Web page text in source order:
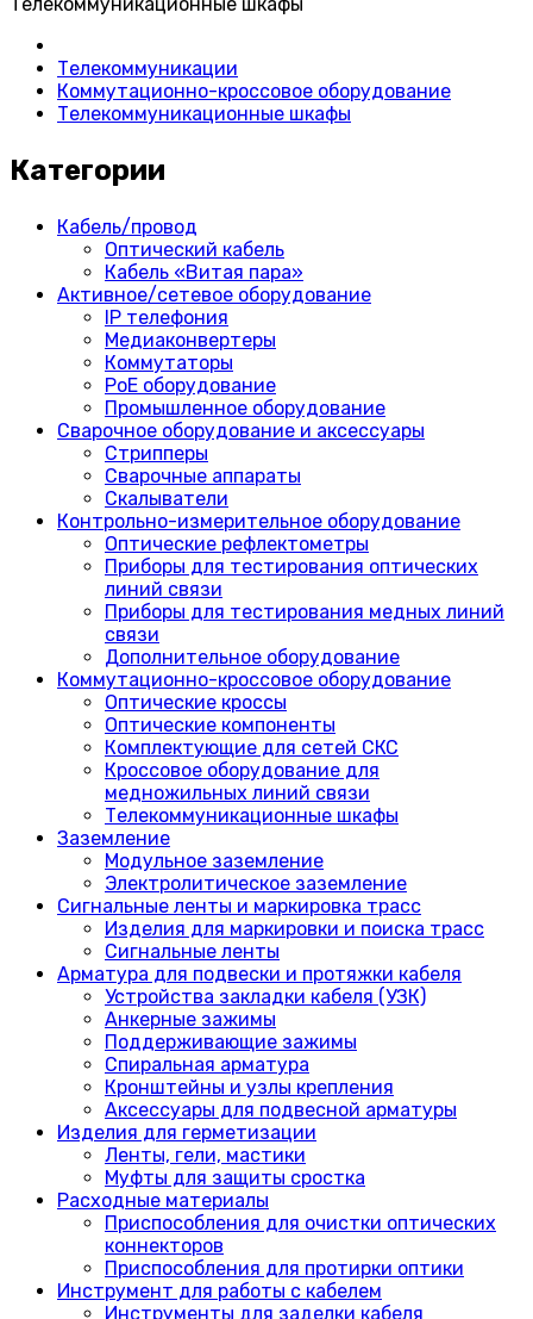
Телекоммуникационные шкафы
Телекоммуникации
Коммутационно-кроссовое оборудование
Телекоммуникационные шкафы
Категории
Кабель/провод
Оптический кабель
Кабель «Витая пара»
Активное/сетевое оборудование
IP телефония
Медиаконвертеры
Коммутаторы
PoE оборудование
Промышленное оборудование
Сварочное оборудование и аксессуары
Стрипперы
Сварочные аппараты
Скалыватели
Контрольно-измерительное оборудование
Оптические рефлектометры
Приборы для тестирования оптических
линий связи
Приборы для тестирования медных линий
связи
Дополнительное оборудование
Коммутационно-кроссовое оборудование
Оптические кроссы
Оптические компоненты
Комплектующие для сетей СКС
Кроссовое оборудование для
медножильных линий связи
Телекоммуникационные шкафы
Заземление
Модульное заземление
Электролитическое заземление
Сигнальные ленты и маркировка трасс
Изделия для маркировки и поиска трасс
Сигнальные ленты
Арматура для подвески и протяжки кабеля
Устройства закладки кабеля (УЗК)
Анкерные зажимы
Поддерживающие зажимы
Спиральная арматура
Кронштейны и узлы крепления
Аксессуары для подвесной арматуры
Изделия для герметизации
Ленты, гели, мастики
Муфты для защиты сростка
Расходные материалы
Приспособления для очистки оптических
коннекторов
Приспособления для протирки оптики
Инструмент для работы с кабелем
Инструменты для заделки кабеля